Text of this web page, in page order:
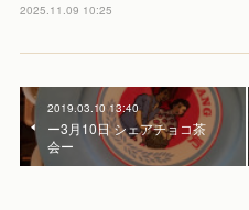
2025.11.09 10:25
2019.03.10 13:40
ー3月10日 シェアチョコ茶
会ー